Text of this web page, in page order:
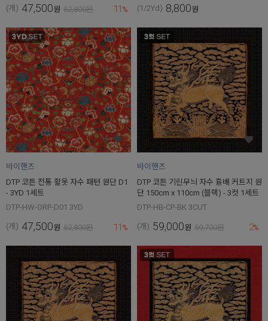
(개) 47,500원 52,800원 11 % (1/2Yd) 8,800원
바이핸즈
DTP 코튼 전통 활옷 자수 패턴 원단 D1
- 3YD 1세트
DTP-HW-ORP-D01 3YD
(개) 47,500원 52,800원 11 %
바이핸즈
DTP 코튼 기린무늬 자수 흉배 커트지 원
단 150cm x 110cm (블랙) - 3컷 1세트
DTP-HB-CP-BK 3CUT
(개) 59,000원 59,700원 2%